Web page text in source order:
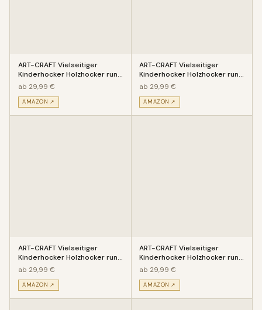
ART-CRAFT Vielseitiger
Kinderhocker Holzhocker rund
aus Massivholz Tiermotiv Sch
ab 29,99 €
AMAZON ↗
ART-CRAFT Vielseitiger
Kinderhocker Holzhocker rund
aus Massivholz Tiermotiv Eul
ab 29,99 €
AMAZON ↗
ART-CRAFT Vielseitiger
Kinderhocker Holzhocker rund
aus Massivholz Tiermotiv Pin
ab 29,99 €
AMAZON ↗
ART-CRAFT Vielseitiger
Kinderhocker Holzhocker rund
aus Massivholz Tiermotiv Bla
ab 29,99 €
AMAZON ↗